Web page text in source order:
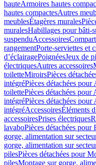
hauteArmoires hautes
hautes compactesAutres
meublesÉtagères murales
muralesHabillages pour bâti-
suspenduAccessoires
rangementPorte-serviettes et
d’éclairagePoignéesJeux de
électriquesAutres accessoires
toiletteMiroirsPièces
intégréPièces détachées
toilettePièces détachées pour
intégréPièces détachées pour
intégréAccessoiresÉléments
accessoiresPrises électriques
lavaboPièces détachées pour
gorge, alimentation sur
gorge, alimentation sur
pilesPièces détachées pour
pilesMontage sur gorge,